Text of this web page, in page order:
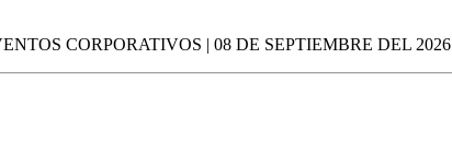
CORPORATIVOS | 08 DE SEPTIEMBRE DEL 2026